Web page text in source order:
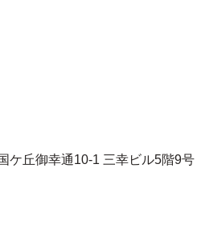
ケ丘御幸通10-1 三幸ビル5階9号